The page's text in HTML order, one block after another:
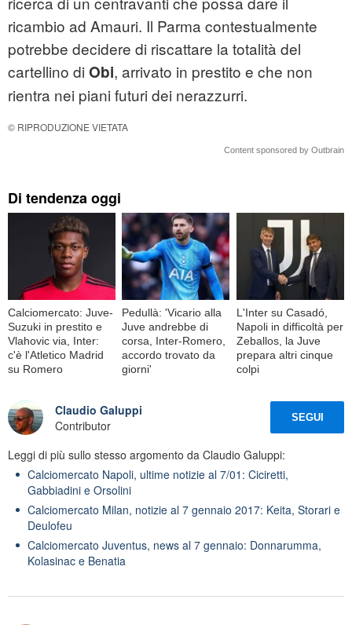
ricambio ad Amauri. Il Parma contestualmente
potrebbe decidere di riscattare la totalità del
cartellino di Obi, arrivato in prestito e che non
rientra nei piani futuri dei nerazzurri.
© RIPRODUZIONE VIETATA
Content sponsored by Outbrain
Di tendenza oggi
Calciomercato: Juve-
Suzuki in prestito e
Vlahovic via, Inter:
c'è l'Atletico Madrid
su Romero
Pedullà: 'Vicario alla
Juve andrebbe di
corsa, Inter-Romero,
accordo trovato da
giorni'
L'Inter su Casadó,
Napoli in difficoltà per
Zeballos, la Juve
prepara altri cinque
colpi
Claudio Galuppi
Contributor
SEGUI
Leggi di più sullo stesso argomento da Claudio Galuppi:
Calciomercato Napoli, ultime notizie al 7/01: Ciciretti,
Gabbiadini e Orsolini
Calciomercato Milan, notizie al 7 gennaio 2017: Keita, Storari e
Deulofeu
Calciomercato Juventus, news al 7 gennaio: Donnarumma,
Kolasinac e Benatia